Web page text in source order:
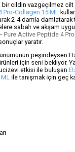
cildin vazgeçilmez cilt
Pro-Collagen 15 ML
2-4 damla
sabah ve akşam
Pure Active Peptide 4
yaratır.
peşindeysen
için seni bekliyor.
etkisi ile buluşan
ML ile tanışmak için geç